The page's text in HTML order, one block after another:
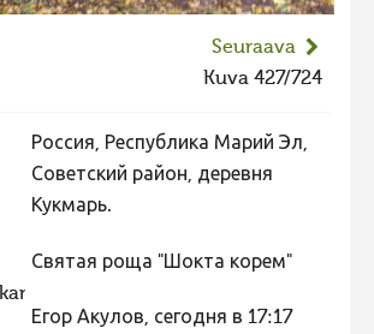
2023
2022 lisa
2020
Seuraava
Kuva 427/724
Россия, Республика Марий Эл,
Советский район, деревня
Кукмарь.
Святая роща "Шокта корем"
Егор Акулов, сегодня в 17:17